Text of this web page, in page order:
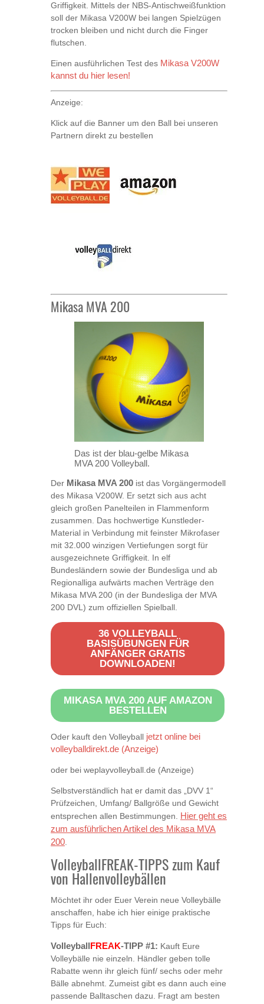
Griffigkeit. Mittels der NBS-Antischweißfunktion
soll der Mikasa V200W bei langen Spielzügen
trocken bleiben und nicht durch die Finger
flutschen.
Einen ausführlichen Test des Mikasa V200W
kannst du hier lesen!
Anzeige:
Klick auf die Banner um den Ball bei unseren
Partnern direkt zu bestellen
Mikasa MVA 200
Das ist der blau-gelbe Mikasa
MVA 200 Volleyball.
Der Mikasa MVA 200 ist das Vorgängermodell
des Mikasa V200W. Er setzt sich aus acht
gleich großen Panelteilen in Flammenform
zusammen. Das hochwertige Kunstleder-
Material in Verbindung mit feinster Mikrofaser
mit 32.000 winzigen Vertiefungen sorgt für
ausgezeichnete Griffigkeit. In elf
Bundesländern sowie der Bundesliga und ab
Regionalliga aufwärts machen Verträge den
Mikasa MVA 200 (in der Bundesliga der MVA
200 DVL) zum offiziellen Spielball.
36 VOLLEYBALL
BASISÜBUNGEN FÜR
ANFÄNGER GRATIS
DOWNLOADEN!
MIKASA MVA 200 AUF AMAZON
BESTELLEN
Oder kauft den Volleyball jetzt online bei
volleyballdirekt.de (Anzeige)
oder bei weplayvolleyball.de (Anzeige)
Selbstverständlich hat er damit das „DVV 1“
Prüfzeichen, Umfang/ Ballgröße und Gewicht
entsprechen allen Bestimmungen. Hier geht es
zum ausführlichen Artikel des Mikasa MVA
200
VolleyballFREAK-TIPPS zum Kauf
von Hallenvolleybällen
Möchtet ihr oder Euer Verein neue Volleybälle
anschaffen, habe ich hier einige praktische
Tipps für Euch:
Volleyball FREAK-TIPP #1: Kauft Eure
Volleybälle nie einzeln. Händler geben tolle
Rabatte wenn ihr gleich fünf/ sechs oder mehr
Bälle abnehmt. Zumeist gibt es dann auch eine
passende Balltaschen dazu. Fragt am besten